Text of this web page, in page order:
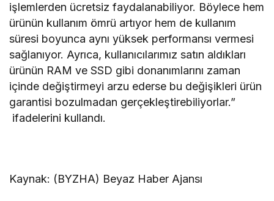
işlemlerden ücretsiz faydalanabiliyor. Böylece hem
ürünün kullanım ömrü artıyor hem de kullanım
süresi boyunca aynı yüksek performansı vermesi
sağlanıyor. Ayrıca, kullanıcılarımız satın aldıkları
ürünün RAM ve SSD gibi donanımlarını zaman
içinde değiştirmeyi arzu ederse bu değişikleri ürün
garantisi bozulmadan gerçekleştirebiliyorlar.”
ifadelerini kullandı.
Kaynak: (BYZHA) Beyaz Haber Ajansı